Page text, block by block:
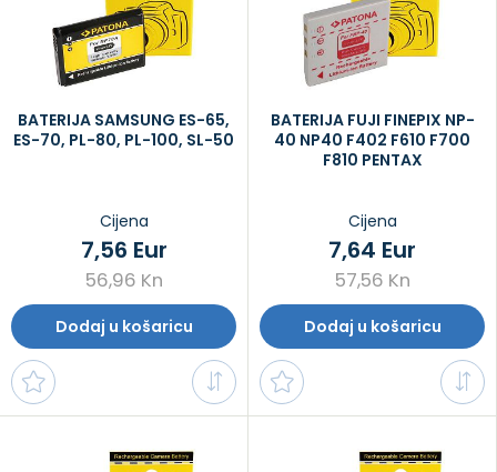
BATERIJA SAMSUNG ES-65,
ES-70, PL-80, PL-100, SL-50
Cijena
56,96 Kn
7,56 Eur
Dodaj u košaricu
BATERIJA FUJI FINEPIX NP-
40 NP40 F402 F610 F700
F810 PENTAX
Cijena
57,56 Kn
7,64 Eur
Dodaj u košaricu